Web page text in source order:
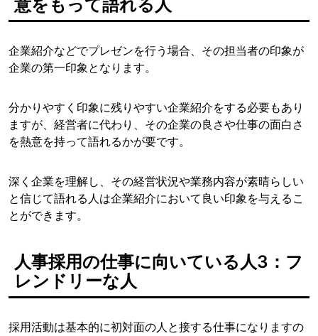
意をもって語れる人
企業紹介などでプレゼンを行う場合、その担当者の印象が
企業の第一印象となります。
分かりやすく印象に残りやすい企業紹介をする必要もあり
ますが、経営者に代わり、その企業の良さや仕事の面白さ
を熱意を持って語れるかが要です。
深く企業を理解し、その経営状況や業務内容が素晴らしい
と信じて語れる人は企業紹介において良い印象を与えるこ
とができます。
人事採用の仕事に向いている人3：フ
レンドリーな人
採用活動は基本的に初対面の人と接する仕事になりますの